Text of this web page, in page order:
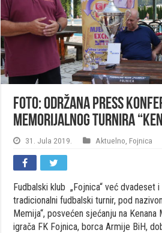
FOTO: Održana press
Memorijalnog turnira
31. Jula 2019. Aktuelno Fojnica
Fudbalski klub „Fojnica“ već dvadeset
tradicionalni fudbalski turnir, pod
Memija“, posvećen sjećanju na Kenana
igrača FK Fojnica, borca Armije BiH,